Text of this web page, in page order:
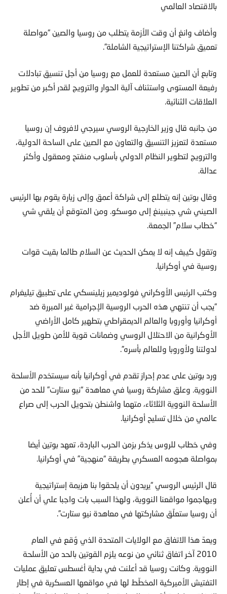
بالاقتصاد العالمي
وأضاف وانغ أن وقت الأزمة يتطلب من روسيا والصين “مواصلة
تعميق شراكتنا الإستراتيجية الشاملة”.
وتابع أن الصين مستعدة للعمل مع روسيا من أجل تنسيق تبادلات
رفيعة المستوى واستئناف آلية الحوار والترويج لقدر أكبر من تطوير
العلاقات الثنائية.
من جانبه قال وزير الخارجية الروسي سيرجي لافروف إن روسيا
مستعدة لتعزيز التنسيق والتعاون مع الصين على الساحة الدولية،
والترويج لتطوير النظام الدولي بأسلوب منفتح ومعقول وأكثر
عدالة.
وقال بوتين إنه يتطلع إلى شراكة أعمق وإلى زيارة يقوم بها الرئيس
الصيني شي جينبينغ إلى موسكو. ومن المتوقع أن يلقي شي
“خطاب سلام” الجمعة.
وتقول كييف إنه لا يمكن الحديث عن السلام طالما بقيت قوات
روسية في أوكرانيا.
وكتب الرئيس الأوكراني فولوديمير زيلينسكي على تطبيق تيليغرام
“يجب أن تنتهي هذه الحرب الروسية الإجرامية غير المبررة ضد
أوكرانيا وأوروبا والعالم الديمقراطي بتطهير كامل الأراضي
الأوكرانية من الاحتلال الروسي وضمانات قوية للأمن طويل الأجل
لدولتنا ولأوروبا وللعالم بأسره”.
ورد بوتين على عدم إحراز تقدم في أوكرانيا بأنه سيستخدم الأسلحة
النووية. وعلق مشاركة روسيا في معاهدة “نيو ستارت” للحد من
الأسلحة النووية الثلاثاء، متهما واشنطن بتحويل الحرب إلى صراع
عالمي من خلال تسليح أوكرانيا.
وفي خطاب للروس يذكر بزمن الحرب الباردة، تعهد بوتين أيضا
بمواصلة هجومه العسكري بطريقة “منهجية” في أوكرانيا.
قال الرئيس الروسي “يريدون أن يلحقوا بنا هزيمة إستراتيجية
ويهاجموا مواقعنا النووية، ولهذا السبب بات واجبا علي أن أُعلن
أن روسيا ستعلّق مشاركتها في معاهدة نيو ستارت”.
ويعدّ هذا الاتفاق مع الولايات المتحدة الذي وُقع في العام
2010 آخر اتفاق ثنائي من نوعه يلزم القوتين بالحد من الأسلحة
النووية. وكانت روسيا قد أعلنت في بداية أغسطس تعليق عمليات
التفتيش الأميركية المخطّط لها في مواقعها العسكرية في إطار